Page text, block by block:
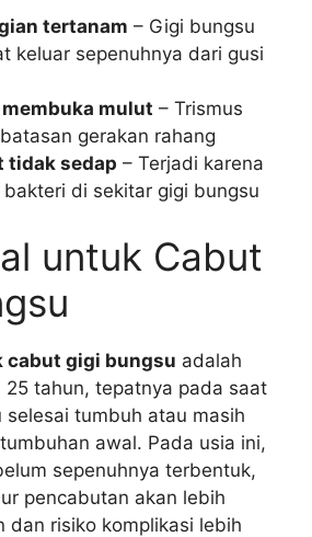
tertanam – Gigi bungsu
keluar sepenuhnya dari gusi
mulut – Trismus
gerakan rahang
tidak sedap – Terjadi karena
bakteri di sekitar gigi bungsu
untuk Cabut
cabut gigi bungsu adalah
25 tahun, tepatnya pada saat
selesai tumbuh atau masih
awal. Pada usia ini,
sepenuhnya terbentuk,
pencabutan akan lebih
dan risiko komplikasi lebih